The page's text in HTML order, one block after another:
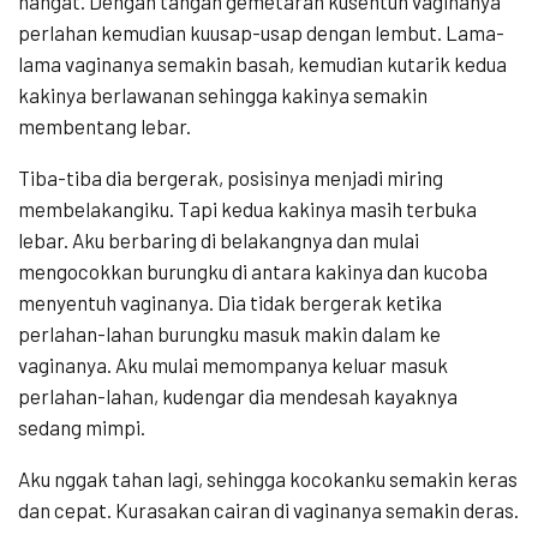
perlahan kemudian kuusap-usap dengan lembut. Lama-
lama vaginanya semakin basah, kemudian kutarik kedua
kakinya berlawanan sehingga kakinya semakin
membentang lebar.
Tiba-tiba dia bergerak, posisinya menjadi miring
membelakangiku. Tapi kedua kakinya masih terbuka
lebar. Aku berbaring di belakangnya dan mulai
mengocokkan burungku di antara kakinya dan kucoba
menyentuh vaginanya. Dia tidak bergerak ketika
perlahan-lahan burungku masuk makin dalam ke
vaginanya. Aku mulai memompanya keluar masuk
perlahan-lahan, kudengar dia mendesah kayaknya
sedang mimpi.
Aku nggak tahan lagi, sehingga kocokanku semakin keras
dan cepat. Kurasakan cairan di vaginanya semakin deras.